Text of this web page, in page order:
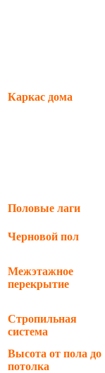
Каркас дома
Половые лаги
Черновой пол
Межэтажное
перекрытие
Стропильная
система
Высота от пола до
потолка